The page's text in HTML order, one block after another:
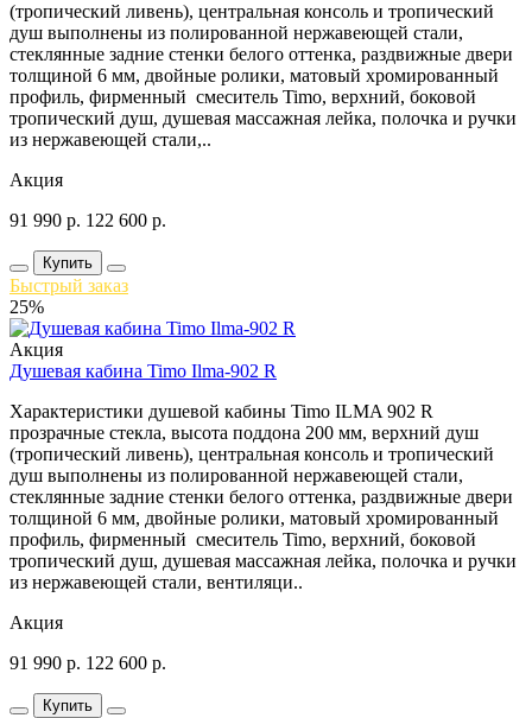
(тропический ливень), центральная консоль и тропический
душ выполнены из полированной нержавеющей стали,
стеклянные задние стенки белого оттенка, раздвижные двери
толщиной 6 мм, двойные ролики, матовый хромированный
профиль, фирменный смеситель Timo, верхний, боковой
тропический душ, душевая массажная лейка, полочка и ручки
из нержавеющей стали,..
Акция
91 990 р. 122 600 р.
Купить
Быстрый заказ
25%
Акция
Душевая кабина Timo Ilma-902 R
Характеристики душевой кабины Timo ILMA 902 R
прозрачные стекла, высота поддона 200 мм, верхний душ
(тропический ливень), центральная консоль и тропический
душ выполнены из полированной нержавеющей стали,
стеклянные задние стенки белого оттенка, раздвижные двери
толщиной 6 мм, двойные ролики, матовый хромированный
профиль, фирменный смеситель Timo, верхний, боковой
тропический душ, душевая массажная лейка, полочка и ручки
из нержавеющей стали, вентиляци..
Акция
91 990 р. 122 600 р.
Купить